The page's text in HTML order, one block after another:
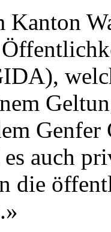
Genfer
auch
die